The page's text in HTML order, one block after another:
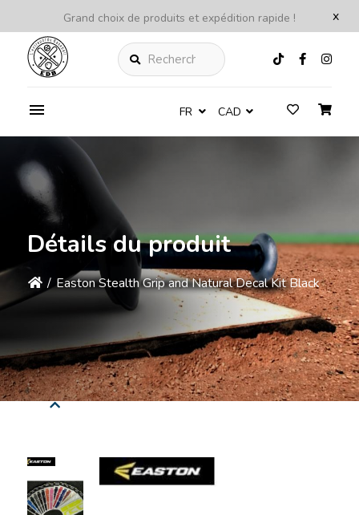
x
Grand choix de produits et expédition rapide !
Rechercher
FR CAD
Détails du produit
/ Easton Stealth Grip and Natural Decal Kit Black